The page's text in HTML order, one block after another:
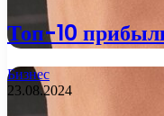
Топ-10
Бизнес
23.08.2024